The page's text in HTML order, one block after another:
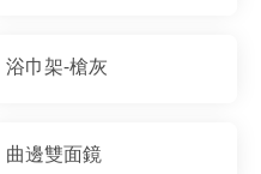
浴巾架-槍灰
曲邊雙面鏡